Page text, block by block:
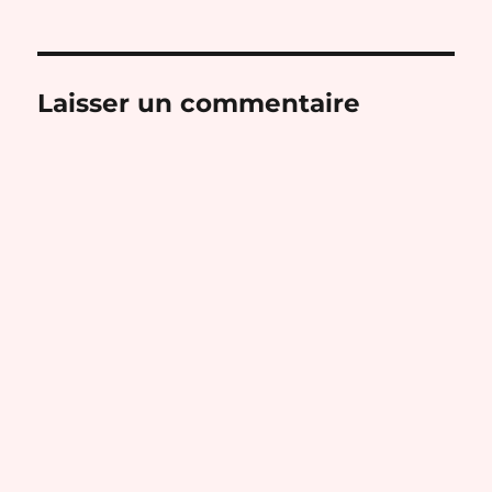
Laisser un commentaire